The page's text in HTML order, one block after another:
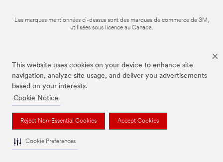
This website uses cookies on your device to enhance site
navigation, analyze site usage, and deliver you advertisements
based on your interests.
Cookie Notice
Reject Non-Essential Cookies Accept Cookies
Cookie Preferences
Les marques mentionnées ci-dessus sont des marques de commerce de 3M,
utilisées sous licence au Canada.